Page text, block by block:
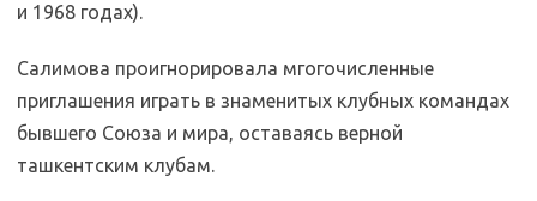
и 1968 годах).
Салимова проигнорировала мгогочисленные
приглашения играть в знаменитых клубных командах
бывшего Союза и мира, оставаясь верной
ташкентским клубам.